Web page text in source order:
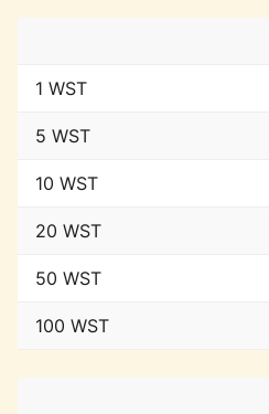
1 WST
5 WST
10 WST
20 WST
50 WST
100 WST